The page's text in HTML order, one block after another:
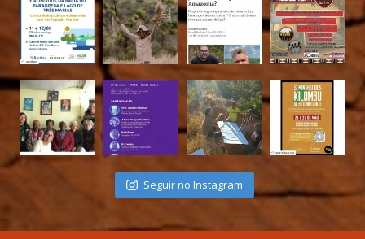
Seguir no Instagram